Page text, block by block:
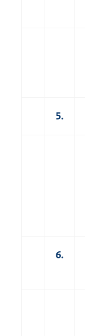
5.
6.